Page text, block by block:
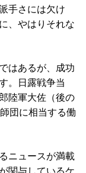
手さには欠け
、やはりそれな
はあるが、成功
。日露戦争当
陸軍大佐（後の
団に相当する働
ニュースが満載
関与しているケ